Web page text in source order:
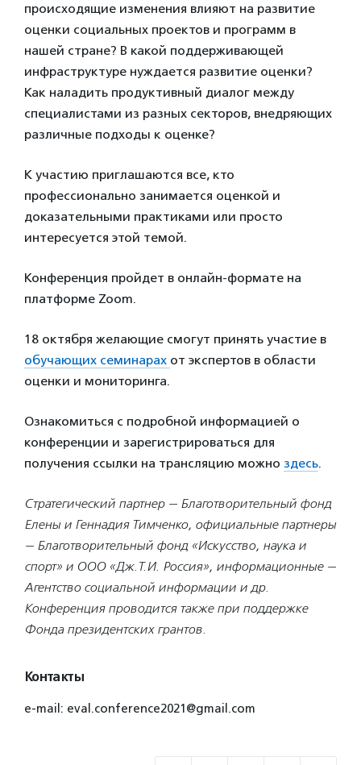
происходящие изменения влияют на развитие
оценки социальных проектов и программ в
нашей стране? В какой поддерживающей
инфраструктуре нуждается развитие оценки?
Как наладить продуктивный диалог между
специалистами из разных секторов, внедряющих
различные подходы к оценке?
К участию приглашаются все, кто
профессионально занимается оценкой и
доказательными практиками или просто
интересуется этой темой.
Конференция пройдет в онлайн-формате на
платформе Zoom.
18 октября желающие смогут принять участие в
обучающих семинарах от экспертов в области
оценки и мониторинга.
Ознакомиться с подробной информацией о
конференции и зарегистрироваться для
получения ссылки на трансляцию можно здесь.
Стратегический партнер — Благотворительный фонд
Елены и Геннадия Тимченко, официальные партнеры
— Благотворительный фонд «Искусство, наука и
спорт» и ООО «Дж.Т.И. Россия», информационные —
Агентство социальной информации и др.
Конференция проводится также при поддержке
Фонда президентских грантов.
Контакты
e-mail: eval.conference2021@gmail.com